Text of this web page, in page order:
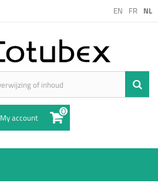
EN FR NL
My account 0